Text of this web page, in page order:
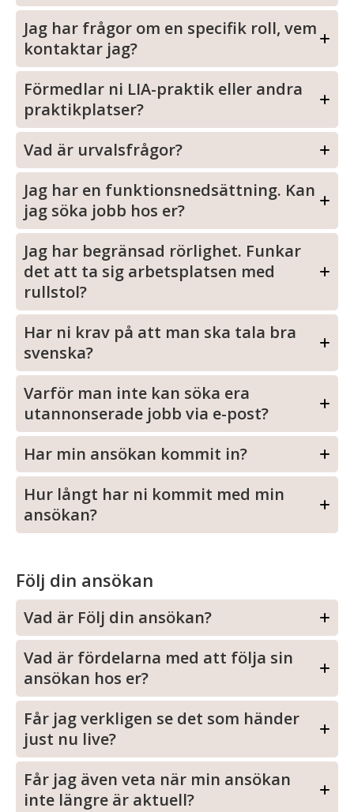
Jag har frågor om en specifik roll, vem
kontaktar jag?
Förmedlar ni LIA-praktik eller andra
praktikplatser?
Vad är urvalsfrågor?
Jag har en funktionsnedsättning. Kan
jag söka jobb hos er?
Jag har begränsad rörlighet. Funkar
det att ta sig arbetsplatsen med
rullstol?
Har ni krav på att man ska tala bra
svenska?
Varför man inte kan söka era
utannonserade jobb via e-post?
Har min ansökan kommit in?
Hur långt har ni kommit med min
ansökan?
Följ din ansökan
Vad är Följ din ansökan?
Vad är fördelarna med att följa sin
ansökan hos er?
Får jag verkligen se det som händer
just nu live?
Får jag även veta när min ansökan
inte längre är aktuell?